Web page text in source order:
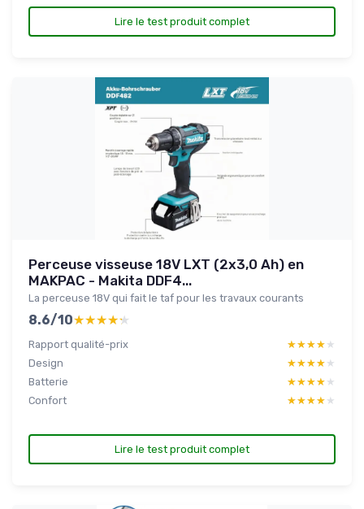
Lire le test produit complet
Perceuse visseuse 18V LXT (2x3,0 Ah) en
MAKPAC - Makita DDF4...
La perceuse 18V qui fait le taf pour les travaux courants
8.6/10★★★★★
★★★★★
Rapport qualité-prix ★★★★★
★★★★★
Design
★★★★★
★★★★★
Batterie
★★★★★
★★★★★
Confort
★★★★★
★★★★★
Lire le test produit complet